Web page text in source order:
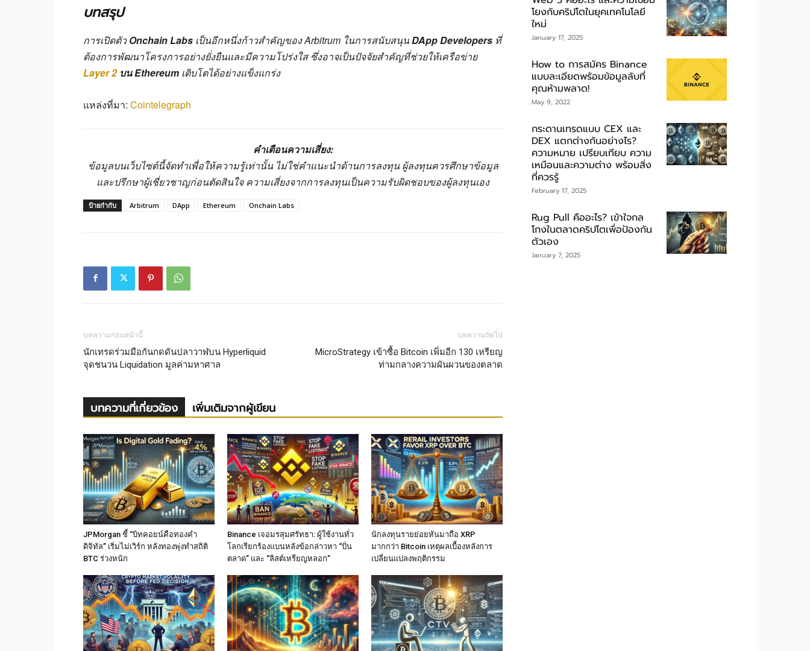
บทสรุป
การเปิดตัวOnchain Labs เป็นอีกหนึ่งก้าวสำคัญของ Arbitrum ในการสนับสนุนDApp Developers ที่
ต้องการพัฒนาโครงการอย่างยั่งยืนและมีความโปร่งใส ซึ่งอาจเป็นปัจจัยสำคัญที่ช่วยให้เครือข่าย
Layer 2บน Ethereum เติบโตได้อย่างแข็งแกร่ง
แหล่งที่มา: Cointelegraph
คำเตือนความเสี่ยง:
ข้อมูลบนเว็บไซต์นี้จัดทำเพื่อให้ความรู้เท่านั้น ไม่ใช่คำแนะนำด้านการลงทุน ผู้ลงทุนควรศึกษาข้อมูล
และปรึกษาผู้เชี่ยวชาญก่อนตัดสินใจ ความเสี่ยงจากการลงทุนเป็นความรับผิดชอบของผู้ลงทุนเอง
ป้ายกำกับ Arbitrum DApp Ethereum Onchain Labs
บทความก่อนหน้านี้
นักเทรดร่วมมือกันกดดันปลาวาฬบน Hyperliquid
จุดชนวน Liquidation มูลค่ามหาศาล
บทความถัดไป
MicroStrategy เข้าซื้อ Bitcoin เพิ่มอีก 130 เหรียญ
ท่ามกลางความผันผวนของตลาด
บทความที่เกี่ยวข้อง เพิ่มเติมจากผู้เขียน
JPMorgan ชี้ “บิทคอยน์คือทองคำ
ดิจิทัล” เริ่มไม่เวิร์ก หลังทองพุ่งทำสถิติ
BTC ร่วงหนัก
Binance เจอมรสุมศรัทธา: ผู้ใช้งานทั่ว
โลกเรียกร้องแบนหลังข้อกล่าวหา “ปั่น
ตลาด” และ “ลิสต์เหรียญหลอก”
นักลงทุนรายย่อยหันมาถือ XRP
มากกว่า Bitcoin เหตุผลเบื้องหลังการ
เปลี่ยนแปลงพฤติกรรม
โยงกับคริปโตในยุคเทคโนโลยี
ใหม่
January 17, 2025
How to การสมัคร Binance
แบบละเอียดพร้อมข้อมูลลับที่
คุณห้ามพลาด!
May 9, 2022
กระดานเทรดแบบ CEX และ
DEX แตกต่างกันอย่างไร?
ความหมาย เปรียบเทียบ ความ
เหมือนและความต่าง พร้อมสิ่ง
ที่ควรรู้
February 17, 2025
Rug Pull คืออะไร? เข้าใจกล
โกงในตลาดคริปโตเพื่อป้องกัน
ตัวเอง
January 7, 2025